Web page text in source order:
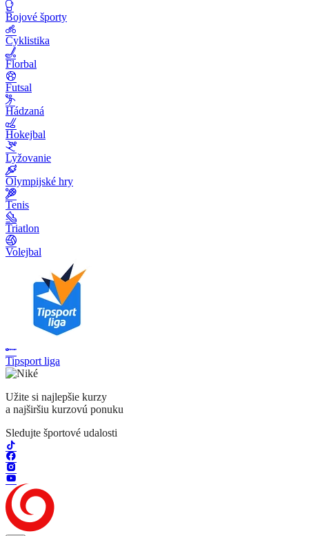
Bojové športy
Cyklistika
Florbal
Futsal
Hádzaná
Hokejbal
Lyžovanie
Olympijské hry
Tenis
Triatlon
Volejbal
Tipsport liga
Užite si najlepšie kurzy
a najširšiu kurzovú ponuku
Sledujte športové udalosti